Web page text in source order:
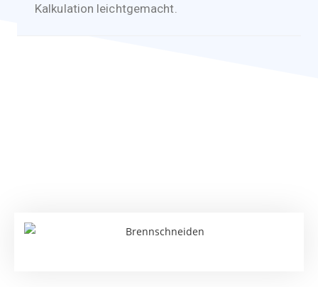
Kalkulation leichtgemacht.